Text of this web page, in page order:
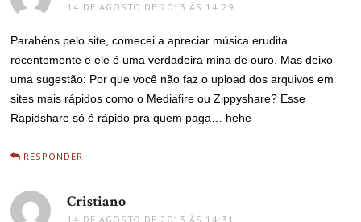
14 DE AGOSTO DE 2013 ÀS 14:29
Parabéns pelo site, comecei a apreciar música erudita
recentemente e ele é uma verdadeira mina de ouro. Mas deixo
uma sugestão: Por que você não faz o upload dos arquivos em
sites mais rápidos como o Mediafire ou Zippyshare? Esse
Rapidshare só é rápido pra quem paga… hehe
RESPONDER
Cristiano
14 DE AGOSTO DE 2013 ÀS 14:31